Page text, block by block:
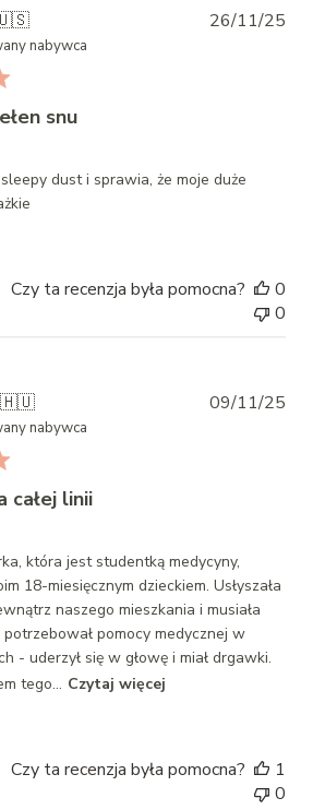
nabywca
snu
dust i sprawia, że moje duże
26/11/25
Czy ta recenzja była pomocna?
0
0
🇭🇺
nabywca
całej linii
która jest studentką medycyny,
18-miesięcznym dzieckiem. Usłyszała
naszego mieszkania i musiała
pomocy medycznej w
- uderzył się w głowę i miał drgawki.
tego... Czytaj więcej
09/11/25
Czy ta recenzja była pomocna?
1
0